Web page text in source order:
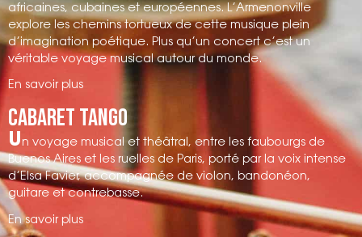
africaines, cubaines et européennes. L’Armenonville
explore les chemins tortueux de cette musique plein
d’imagination poétique. Plus qu’un concert c’est un
véritable voyage musical autour du monde.
En savoir plus
Cabaret tango
U n voyage musical et théâtral , entre les faubourgs de
Buenos Aires et les ruelles de Paris, porté par la voix intense
d’Elsa Favier, accompagnée de violon, bandonéon,
guitare et contrebasse.
En savoir plus